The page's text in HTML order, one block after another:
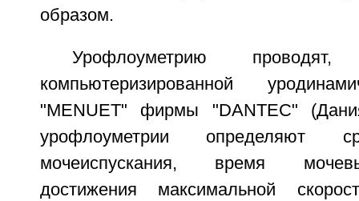
образом.
Урофлоуметрию
компьютеризированной
"MENUET" фирмы "DANTEC"
урофлоуметрии определяют
мочеиспускания, время
достижения максимальной